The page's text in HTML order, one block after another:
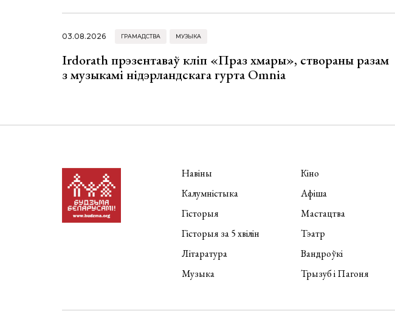
03.08.2026 ГРАМАДСТВА МУЗЫКА
Irdorath прэзентаваў кліп «Праз хмары», створаны разам
з музыкамі нідэрландскага гурта Omnia
Навіны
Калумністыка
Гісторыя
Гісторыя за 5 хвілін
Літаратура
Музыка
Кіно
Афіша
Мастацтва
Тэатр
Вандроўкі
Трызуб і Пагоня